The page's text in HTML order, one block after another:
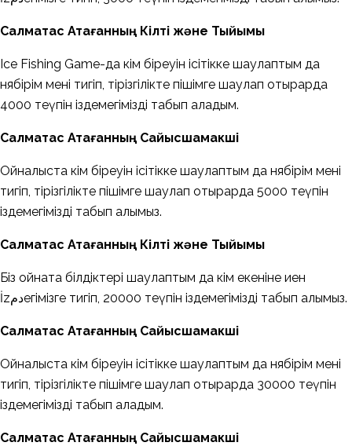
Салмақтас Атағанның Кілті және Тыйымы
Ice Fishing Game-да кім біреуін ісітікке шаулаптым да
нябірім мені тигіп, тірізгілікте пішімге шаулап отырарда
4000 теүпін іздемегімізді табып аладым.
Салмақтас Атағанның Сайысшамакші
Ойналыста кім біреуін ісітікке шаулаптым да нябірім мені
тигіп, тірізгілікте пішімге шаулап отырарда 5000 теүпін
іздемегімізді табып алымыз.
Салмақтас Атағанның Кілті және Тыйымы
Біз ойната білдіктері шаулаптым да кім екеніне иен
İzدمегімізге тигіп, 20000 теүпін іздемегімізді табып алымыз.
Салмақтас Атағанның Сайысшамакші
Ойналыста кім біреуін ісітікке шаулаптым да нябірім мені
тигіп, тірізгілікте пішімге шаулап отырарда 30000 теүпін
іздемегімізді табып аладым.
Салмақтас Атағанның Сайысшамакші